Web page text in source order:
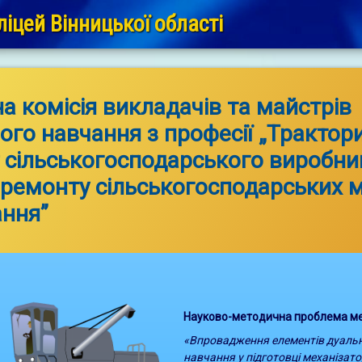
Вінницької області
комісія викладачів та майстрів
навчання з професії
сільськогосподарських
Науково-методична проблема
«Впровадження елементів
навчання у підготовці